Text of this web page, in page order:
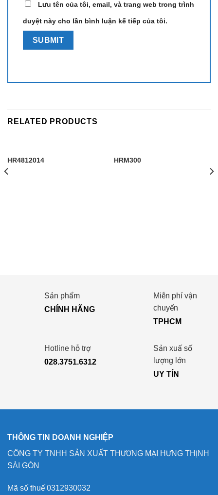
Lưu tên của tôi, email, và trang web trong trình
duyệt này cho lần bình luận kế tiếp của tôi.
RELATED PRODUCTS
HR4812014 HRM300
Sản phẩm
CHÍNH HÃNG
Miễn phí vận
chuyển
TPHCM
Hotline hỗ trợ
028.3751.6312
Sản xuấ số
lượng lớn
UY TÍN
THÔNG TIN DOANH NGHIỆP
CÔNG TY TNHH SẢN XUẤT THƯƠNG MẠI HƯNG THỊNH
SÀI GÒN
Mã số thuế 0312930032